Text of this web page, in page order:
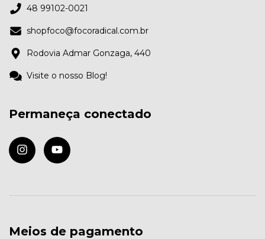
48 99102-0021
shopfoco@focoradical.com.br
Rodovia Admar Gonzaga, 440
Visite o nosso Blog!
Permaneça conectado
Meios de pagamento